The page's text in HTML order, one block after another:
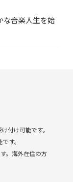
な音楽人生を始
付け可能です。
す。
。海外在住の方